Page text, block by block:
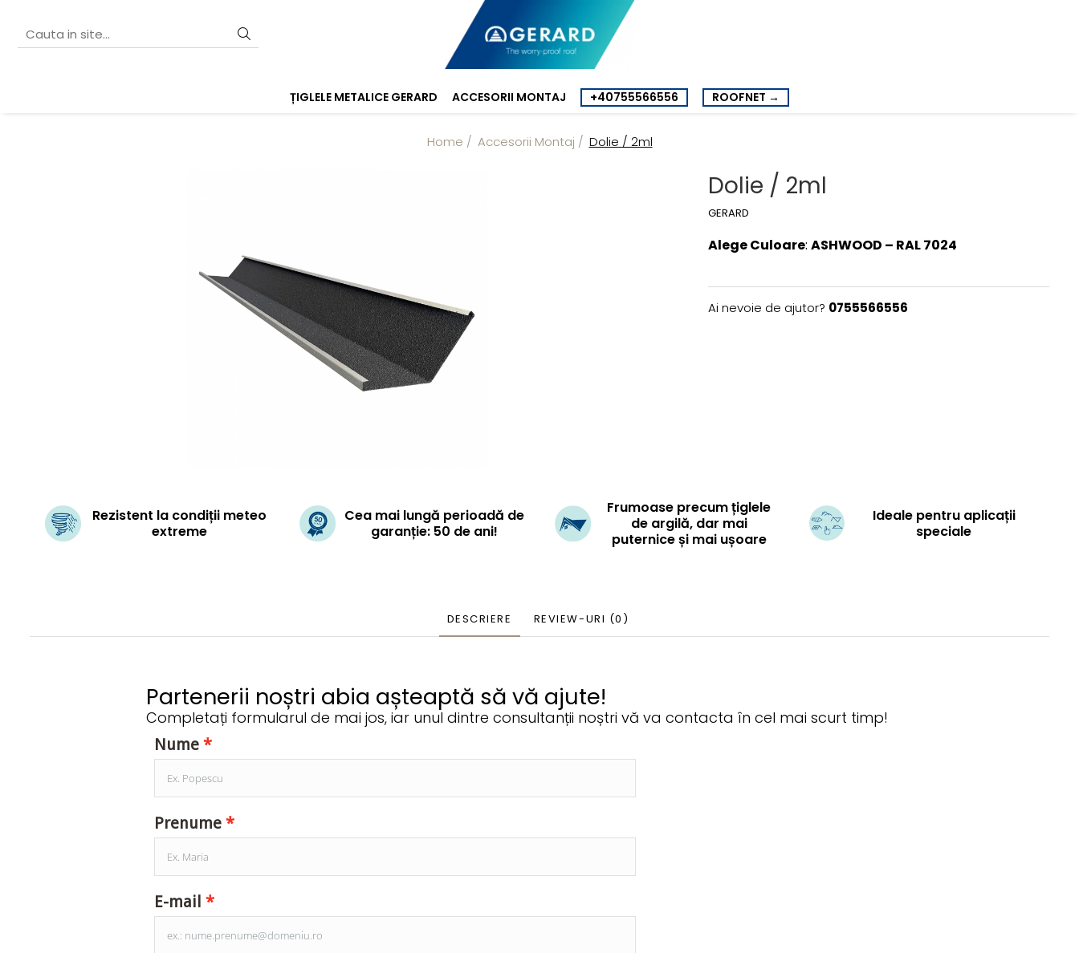
ȚIGLELE METALICE GERARD ACCESORII MONTAJ +40755566556 ROOFNET →
Home / Accesorii Montaj / Dolie / 2ml
Dolie / 2ml
GERARD
Alege Culoare: ASHWOOD – RAL 7024
Ai nevoie de ajutor? 0755566556
Rezistent la condiții meteo
extreme
Cea mai lungă perioadă de
garanție: 50 de ani!
Frumoase precum țiglele
de argilă, dar mai
puternice și mai ușoare
Ideale pentru aplicații
speciale
DESCRIERE REVIEW-URI (0)
Partenerii noștri abia așteaptă să vă ajute!
Completați formularul de mai jos, iar unul dintre consultanții noștri vă va contacta în cel mai scurt timp!
Nume
Prenume
E-mail